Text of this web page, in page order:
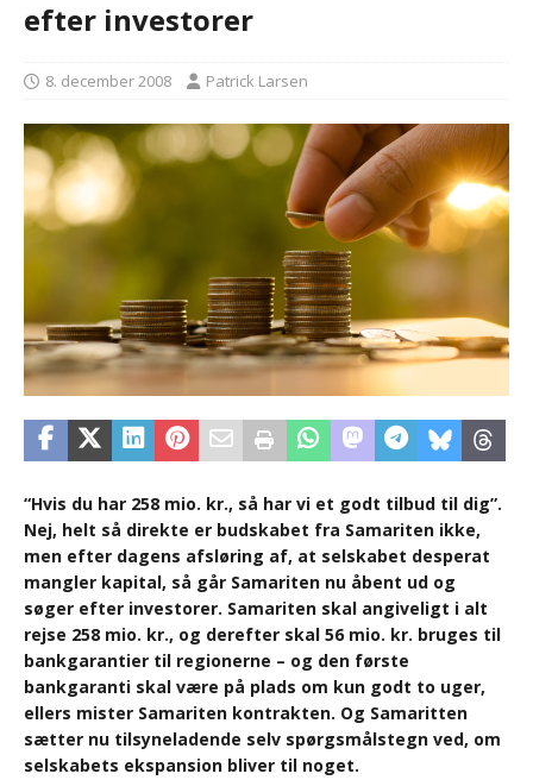
efter investorer
8. december 2008 Patrick Larsen
“Hvis du har 258 mio. kr., så har vi et godt tilbud til dig”.
Nej, helt så direkte er budskabet fra Samariten ikke,
men efter dagens afsløring af, at selskabet desperat
mangler kapital, så går Samariten nu åbent ud og
søger efter investorer. Samariten skal angiveligt i alt
rejse 258 mio. kr., og derefter skal 56 mio. kr. bruges til
bankgarantier til regionerne – og den første
bankgaranti skal være på plads om kun godt to uger,
ellers mister Samariten kontrakten. Og Samaritten
sætter nu tilsyneladende selv spørgsmålstegn ved, om
selskabets ekspansion bliver til noget.